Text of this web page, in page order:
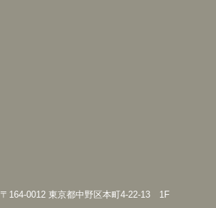
〒164-0012 東京都中野区本町4-22-13 1F